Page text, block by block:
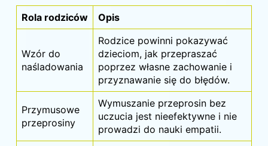
Rola rodziców Opis
Wzór do
naśladowania
Rodzice powinni pokazywać
dzieciom, jak przepraszać
poprzez własne zachowanie i
przyznawanie się do błędów.
Przymusowe
przeprosiny
Wymuszanie przeprosin bez
uczucia jest nieefektywne i nie
prowadzi do nauki empatii.